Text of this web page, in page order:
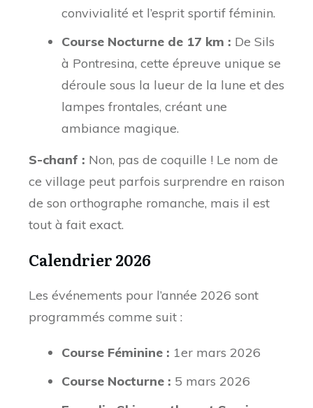
convivialité et l’esprit sportif féminin.
Course Nocturne de 17 km : De Sils
à Pontresina, cette épreuve unique se
déroule sous la lueur de la lune et des
lampes frontales, créant une
ambiance magique.
S-chanf : Non, pas de coquille ! Le nom de
ce village peut parfois surprendre en raison
de son orthographe romanche, mais il est
tout à fait exact.
Calendrier 2026
Les événements pour l’année 2026 sont
programmés comme suit :
Course Féminine : 1er mars 2026
Course Nocturne : 5 mars 2026